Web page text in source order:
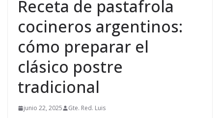
Receta de pastafrola
cocineros argentinos:
cómo preparar el
clásico postre
tradicional
junio 22, 2025 Gte. Red. Luis